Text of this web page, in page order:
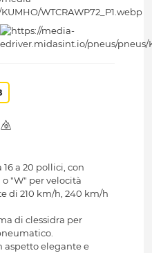
a 20 pollici, con
"W" per velocità
di 210 km/h, 240 km/h
di clessidra per
aspetto elegante e